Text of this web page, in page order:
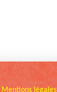
Mentions légales